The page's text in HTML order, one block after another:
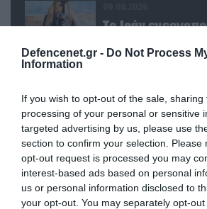
Defencenet.gr - Do Not Process
Information
If you wish to opt-out of the sale,
processing of your personal or sensitive
targeted advertising by us, please use
section to confirm your selection. Please
opt-out request is processed you may
interest-based ads based on personal
us or personal information disclosed to
your opt-out. You may separately opt-
Το Ιράν
Phantom για
αμερικανικά
Η Τουρκία βάζει
πλοία από το
Ρωσίας – Για να
το Ιράν;
POPULAR 24H